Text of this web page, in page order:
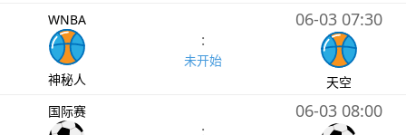
WNBA
神秘人
:
未开始
06-03 07:30
天空
国际赛
:
06-03 08:00